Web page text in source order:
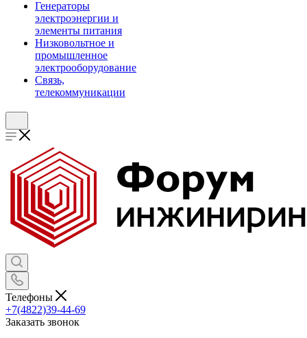
Генераторы
электроэнергии и
элементы питания
Низковольтное и
промышленное
электрооборудование
Связь,
телекоммуникации
Телефоны
+7(4822)39-44-69
Заказать звонок